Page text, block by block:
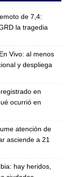
de 7,4:
la tragedia
Vivo: al menos
y despliega
en
ocurrió en
atención de
asciende a 21
hay heridos,